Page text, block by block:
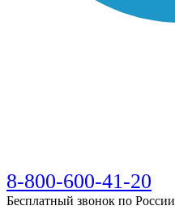
8-800-600-41-20
Бесплатный звонок по России